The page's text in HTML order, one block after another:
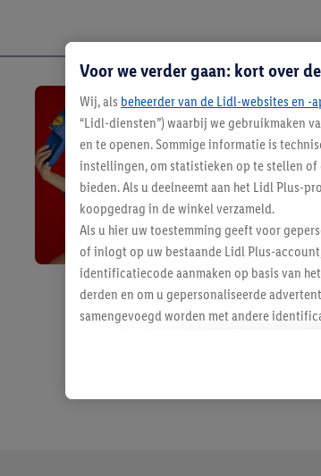
Voor we verder gaan: kort over
Wij, als beheerder van de Lidl-websites en -
“Lidl-diensten”) waarbij we gebruikmaken
en te openen. Sommige informatie is
instellingen, om statistieken op te stellen
bieden. Als u deelneemt aan het Lidl Plus-
koopgedrag in de winkel verzameld.
Als u hier uw toestemming geeft voor
of inlogt op uw bestaande Lidl Plus-
identificatiecode aanmaken op basis van
derden en om u gepersonaliseerde
samengevoegd worden met andere
Als u hiermee akkoord gaat, kunnen
u interesse hebt getoond (bijvoorbeeld
niet te kopen), ook op verschillende
Onder “Aanpassen” kunt u individuele